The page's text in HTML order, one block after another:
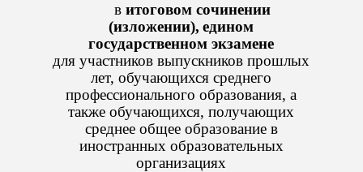
витоговом сочинении
(изложении), едином
государственном экзамене
для участников выпускников прошлых
лет, обучающихся среднего
профессионального образования, а
также обучающихся, получающих
среднее общее образование в
иностранных образовательных
организациях